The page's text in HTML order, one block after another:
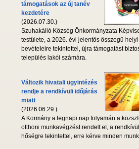
támogatások az új tanév
kezdetére
(2026.07.30.)
Szuhakálló Község Önkormányzata
testülete, a 2026. évi jelentős összegű
bevételeire tekintettel, újra támogatást
település lakói számára.
Változik hivatali ügyintézés
rendje a rendkívüli időjárás
miatt
(2026.06.29.)
A Kormány a tegnapi nap folyamán a
otthoni munkavégzést rendelt el, a
hőségre tekintettel, erre kérve minden